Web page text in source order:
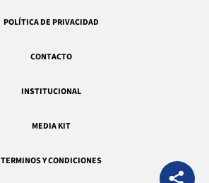
POLÍTICA DE PRIVACIDAD
CONTACTO
INSTITUCIONAL
MEDIA KIT
TERMINOS Y CONDICIONES